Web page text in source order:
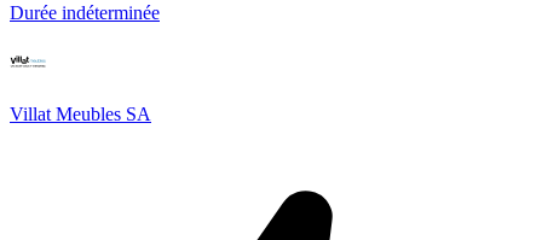
Durée indéterminée
Villat Meubles SA